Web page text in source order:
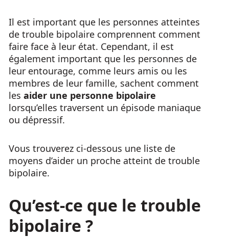
Il est important que les personnes atteintes
de trouble bipolaire comprennent comment
faire face à leur état. Cependant, il est
également important que les personnes de
leur entourage, comme leurs amis ou les
membres de leur famille, sachent comment
les aider une personne bipolaire
lorsqu’elles traversent un épisode maniaque
ou dépressif.
Vous trouverez ci-dessous une liste de
moyens d’aider un proche atteint de trouble
bipolaire.
Qu’est-ce que le trouble
bipolaire ?